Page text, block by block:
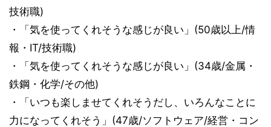
技術職)
・「気を使ってくれそうな感じが良い」(50歳以上/情
報・IT/技術職)
・「気を使ってくれそうな感じが良い」(34歳/金属・
鉄鋼・化学/その他)
・「いつも楽しませてくれそうだし、いろんなことに
力になってくれそう」(47歳/ソフトウェア/経営・コン